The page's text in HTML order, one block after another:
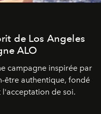
de Los Angeles
ALO
campagne inspirée par
être authentique, fondé
de soi.